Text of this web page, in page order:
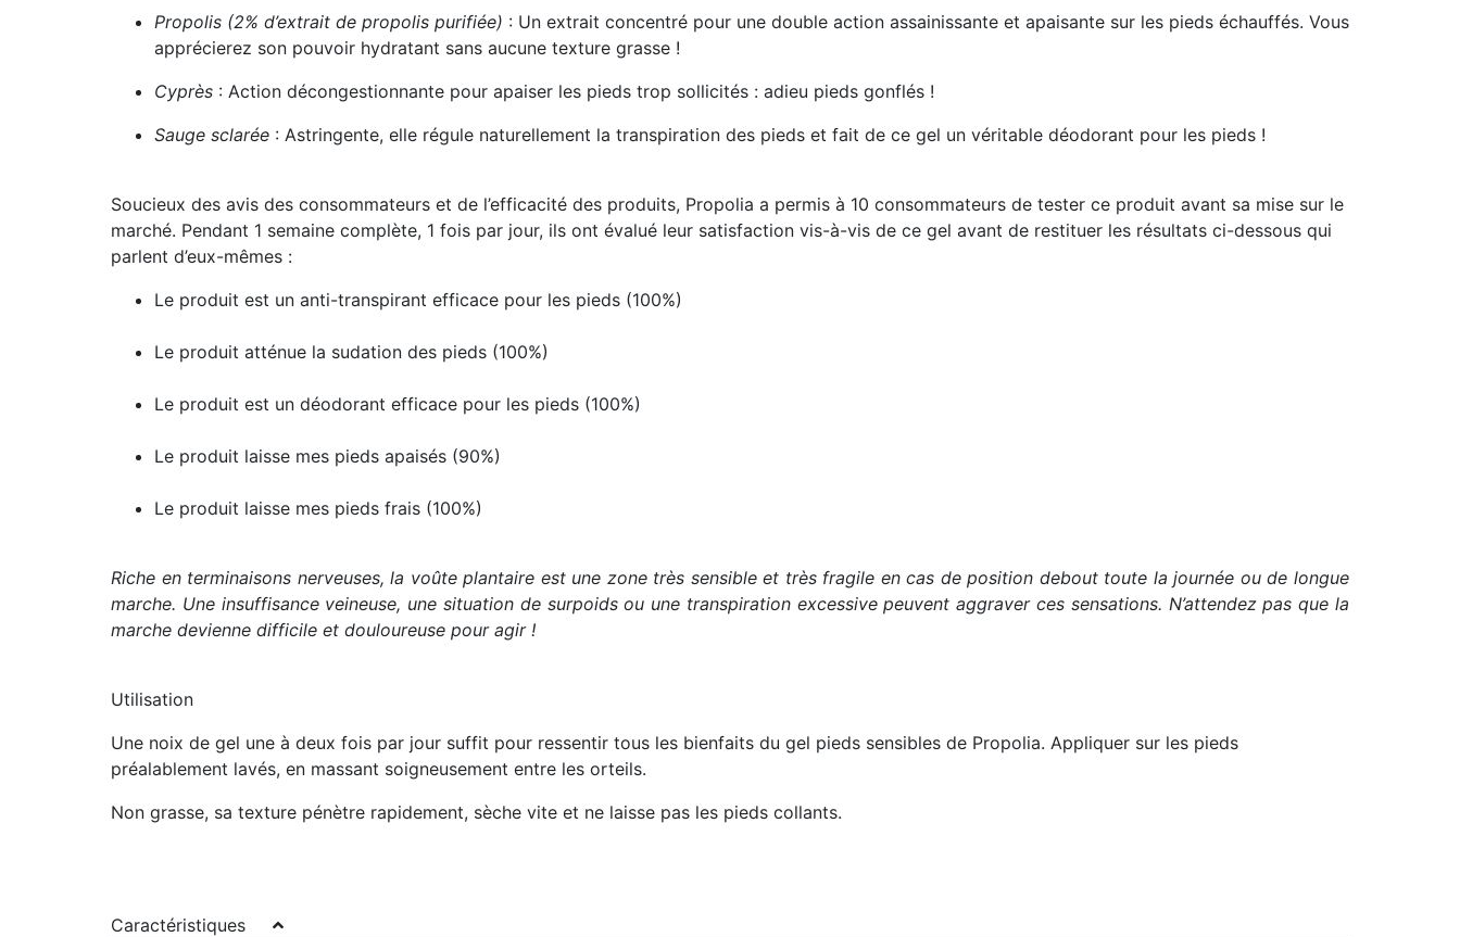
Propolis (2% d’extrait de propolis purifiée) : Un extrait concentré pour une double action assainissante et apaisante sur les pieds échauffés. Vous
apprécierez son pouvoir hydratant sans aucune texture grasse !
Cyprès : Action décongestionnante pour apaiser les pieds trop sollicités : adieu pieds gonflés !
Sauge sclarée : Astringente, elle régule naturellement la transpiration des pieds et fait de ce gel un véritable déodorant pour les pieds !
Soucieux des avis des consommateurs et de l’efficacité des produits, Propolia a permis à 10 consommateurs de tester ce produit avant sa mise sur le
marché. Pendant 1 semaine complète, 1 fois par jour, ils ont évalué leur satisfaction vis-à-vis de ce gel avant de restituer les résultats ci-dessous qui
parlent d’eux-mêmes :
Le produit est un anti-transpirant efficace pour les pieds (100%)
Le produit atténue la sudation des pieds (100%)
Le produit est un déodorant efficace pour les pieds (100%)
Le produit laisse mes pieds apaisés (90%)
Le produit laisse mes pieds frais (100%)
Riche en terminaisons nerveuses, la voûte plantaire est une zone très sensible et très fragile en cas de position debout toute la journée ou de longue
marche. Une insuffisance veineuse, une situation de surpoids ou une transpiration excessive peuvent aggraver ces sensations. N’attendez pas que la
marche devienne difficile et douloureuse pour agir !
Utilisation
Une noix de gel une à deux fois par jour suffit pour ressentir tous les bienfaits du gel pieds sensibles de Propolia. Appliquer sur les pieds
préalablement lavés, en massant soigneusement entre les orteils.
Non grasse, sa texture pénètre rapidement, sèche vite et ne laisse pas les pieds collants.
Caractéristiques